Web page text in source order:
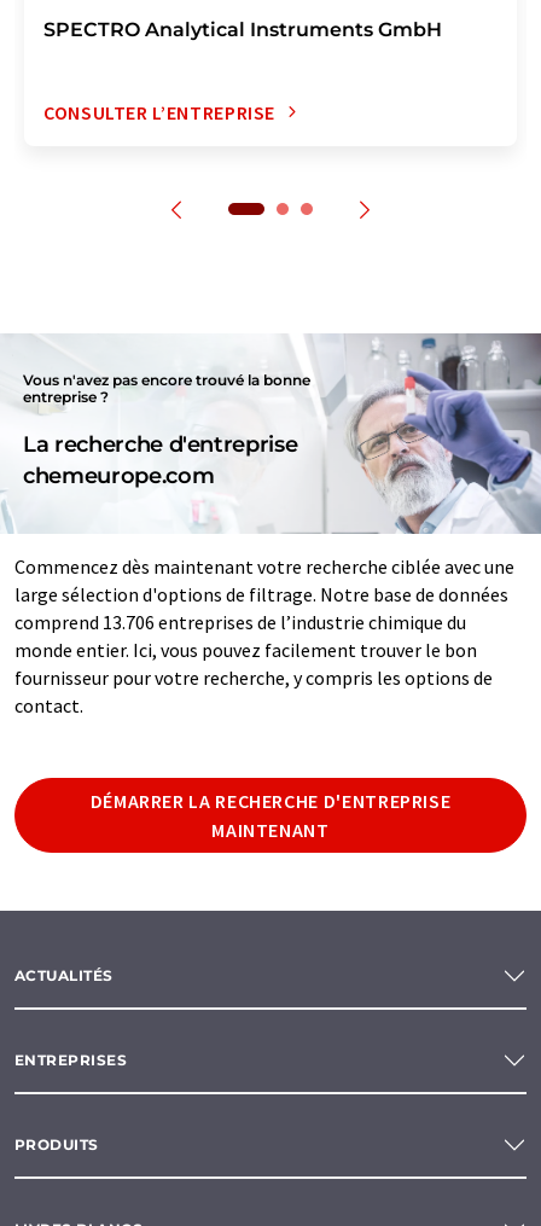
SPECTRO Analytical Instruments GmbH
CONSULTER L’ENTREPRISE
Vous n'avez pas encore trouvé la bonne
entreprise ?
La recherche d'entreprise
chemeurope.com
Commencez dès maintenant votre recherche ciblée avec une
large sélection d'options de filtrage. Notre base de données
comprend 13.706 entreprises de l’industrie chimique du
monde entier. Ici, vous pouvez facilement trouver le bon
fournisseur pour votre recherche, y compris les options de
contact.
DÉMARRER LA RECHERCHE D'ENTREPRISE
MAINTENANT
ACTUALITÉS
ENTREPRISES
PRODUITS